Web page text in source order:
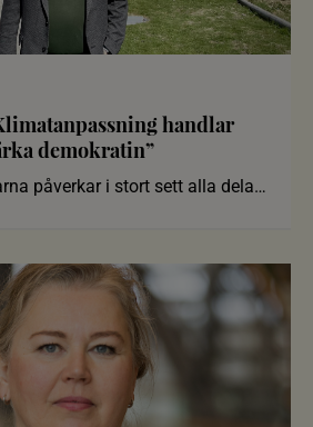
handlar
demokratin”
påverkar i stort sett alla delar